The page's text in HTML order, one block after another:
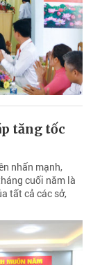
tăng tốc
nhấn mạnh,
cuối năm là
tất cả các sở,